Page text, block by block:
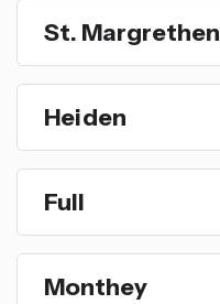
St. Margrethen
Heiden
Full
Monthey